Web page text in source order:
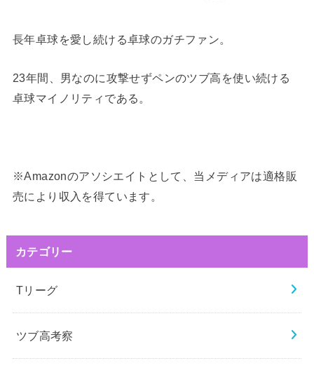
長年卓球を愛し続ける卓球のガチファン。
23年間、男なのに攻撃せずペンのツブ高を使い続ける
卓球マイノリティである。
※Amazonのアソシエイトとして、当メディアは適格販
売により収入を得ています。
カテゴリー
Tリーグ
ツブ高考察